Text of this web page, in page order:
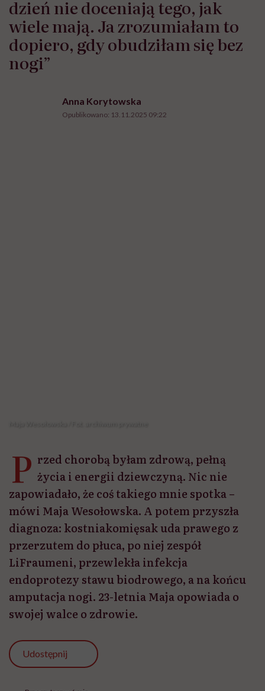
dzień nie doceniają tego, jak
wiele mają. Ja zrozumiałam to
dopiero, gdy obudziłam się bez
nogi”
Anna Korytowska
Opublikowano: 13.11.2025 09:22
P rzed chorobą byłam zdrową, pełną
życia i energii dziewczyną. Nic nie
zapowiadało, że coś takiego mnie spotka –
mówi Maja Wesołowska. A potem przyszła
diagnoza: kostniakomięsak uda prawego z
przerzutem do płuca, po niej zespół
LiFraumeni, przewlekła infekcja
endoprotezy stawu biodrowego, a na końcu
amputacja nogi. 23-letnia Maja opowiada o
swojej walce o zdrowie.
Udostępnij